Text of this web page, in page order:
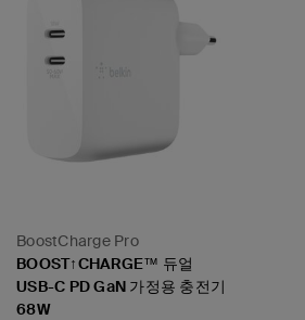
BoostCharge Pro
BOOST↑CHARGE™ 듀얼
USB-C PD GaN 가정용 충전기
68W